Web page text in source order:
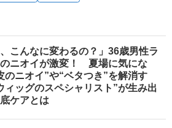
、こんなに変わるの？」36歳男性ラ
ニオイが激変！ 夏場に気にな
のニオイ”や“ベタつき”を解消す
ィッグのスペシャリスト”が生み出
ケアとは